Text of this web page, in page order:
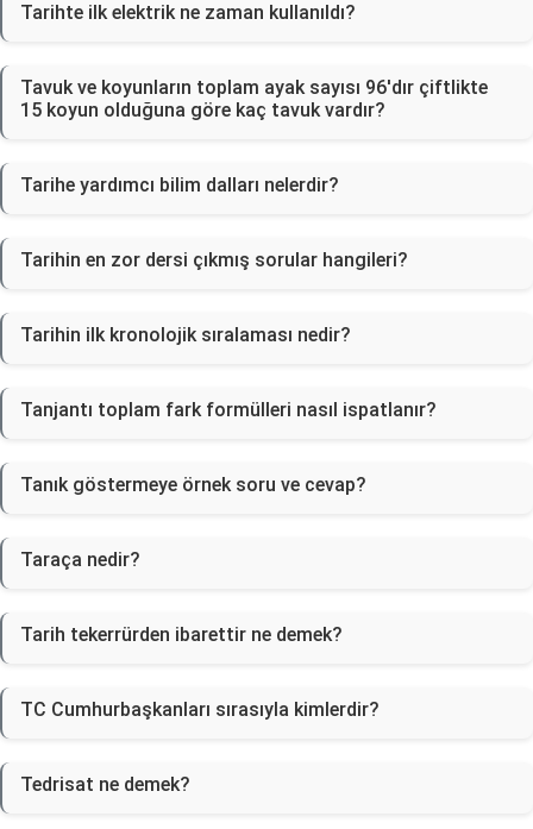
Tarihte ilk elektrik ne zaman kullanıldı?
Tavuk ve koyunların toplam ayak sayısı 96'dır çiftlikte
15 koyun olduğuna göre kaç tavuk vardır?
Tarihe yardımcı bilim dalları nelerdir?
Tarihin en zor dersi çıkmış sorular hangileri?
Tarihin ilk kronolojik sıralaması nedir?
Tanjantı toplam fark formülleri nasıl ispatlanır?
Tanık göstermeye örnek soru ve cevap?
Taraça nedir?
Tarih tekerrürden ibarettir ne demek?
TC Cumhurbaşkanları sırasıyla kimlerdir?
Tedrisat ne demek?